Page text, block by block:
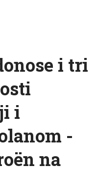
i tri
i
-
na